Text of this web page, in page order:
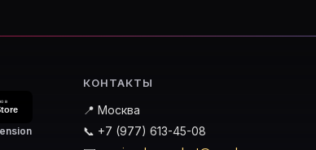
КОНТАКТЫ
📍 Москва
📞 +7 (977) 613-45-08